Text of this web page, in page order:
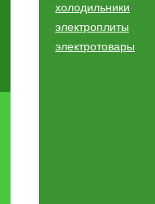
холодильники
электроплиты
электротовары